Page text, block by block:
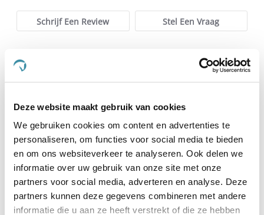
Deze website maakt gebruik van cookies
We gebruiken cookies om content en advertenties te
personaliseren, om functies voor social media te bieden
en om ons websiteverkeer te analyseren. Ook delen we
informatie over uw gebruik van onze site met onze
partners voor social media, adverteren en analyse. Deze
partners kunnen deze gegevens combineren met andere
informatie die u aan ze heeft verstrekt of die ze hebben
Schrijf Een Review Stel Een Vraag
BEOORDELINGEN
38 Beoordelingen
W. M. Geverifieerde koper
5.0
star
rating
Werkt fijn voor ons volbloed
Review
by
review
stating
Ons Engels Volbloed was nogal schrikkerig en overdreven
alert. Na wat speurwerk en lezen van recensies op